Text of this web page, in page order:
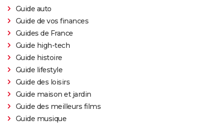
Guide auto
Guide de vos finances
Guides de France
Guide high-tech
Guide histoire
Guide lifestyle
Guide des loisirs
Guide maison et jardin
Guide des meilleurs films
Guide musique